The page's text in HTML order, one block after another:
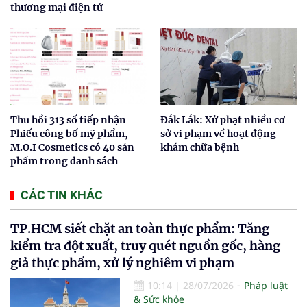
thương mại điện tử
Thu hồi 313 số tiếp nhận
Phiếu công bố mỹ phẩm,
M.O.I Cosmetics có 40 sản
phẩm trong danh sách
Đắk Lắk: Xử phạt nhiều cơ
sở vi phạm về hoạt động
khám chữa bệnh
CÁC TIN KHÁC
TP.HCM siết chặt an toàn thực phẩm: Tăng
kiểm tra đột xuất, truy quét nguồn gốc, hàng
giả thực phẩm, xử lý nghiêm vi phạm
10:14 | 28/07/2026
Pháp luật
& Sức khỏe